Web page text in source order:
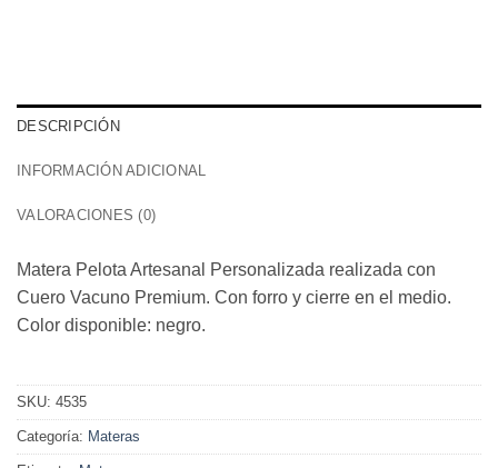
DESCRIPCIÓN
INFORMACIÓN ADICIONAL
VALORACIONES (0)
Matera Pelota Artesanal Personalizada realizada con
Cuero Vacuno Premium. Con forro y cierre en el medio.
Color disponible: negro.
SKU: 4535
Categoría: Materas